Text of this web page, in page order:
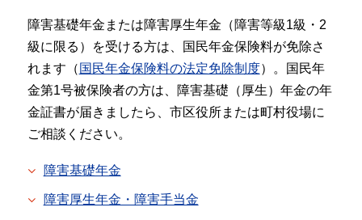
障害基礎年金または障害厚生年金（障害等級1級・2
級に限る）を受ける方は、国民年金保険料が免除さ
れます（ 国民年金保険料の法定免除制度）。国民年
金第1号被保険者の方は、障害基礎（厚生）年金の年
金証書が届きましたら、市区役所または町村役場に
ご相談ください。
障害基礎年金
障害厚生年金・障害手当金